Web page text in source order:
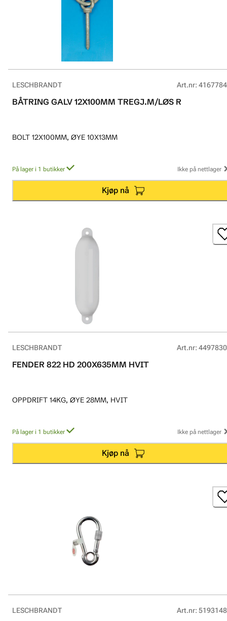
LESCHBRANDT Art.nr:
BÅTRING GALV 12X100MM TREGJ.M/LØS R
BOLT 12X100MM, ØYE 10X13MM
På lager i 1 butikker Ikke på nettlager
Kjøp nå
LESCHBRANDT Art.nr:
FENDER 822 HD 200X635MM HVIT
OPPDRIFT 14KG, ØYE 28MM, HVIT
På lager i 1 butikker Ikke på nettlager
Kjøp nå
LESCHBRANDT Art.nr: